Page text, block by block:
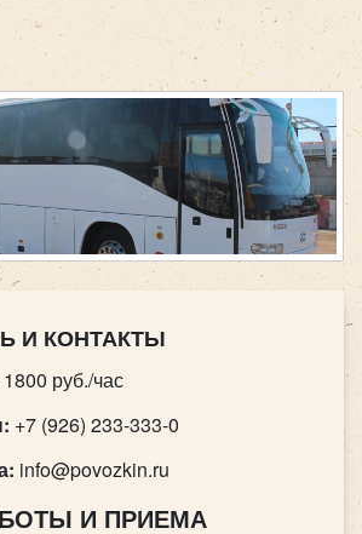
И КОНТАКТЫ
1800 руб./час
+7 (926) 233-333-0
info@povozkin.ru
И ПРИЕМА